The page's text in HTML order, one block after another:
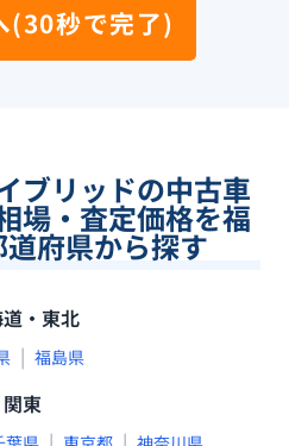
(30秒で完了)
ブリッドの中古車
場・査定価格を福
府県から探す
・東北
| 福島県
関東